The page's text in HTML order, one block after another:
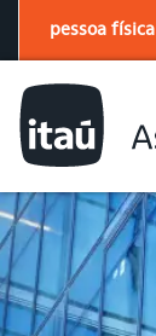
pessoa física